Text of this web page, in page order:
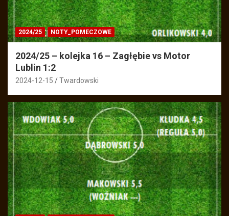
2024/25 NOTY_POMECZOWE
2024/25 – kolejka 16 – Zagłębie vs Motor
Lublin 1:2
2024-12-15 Twardowski